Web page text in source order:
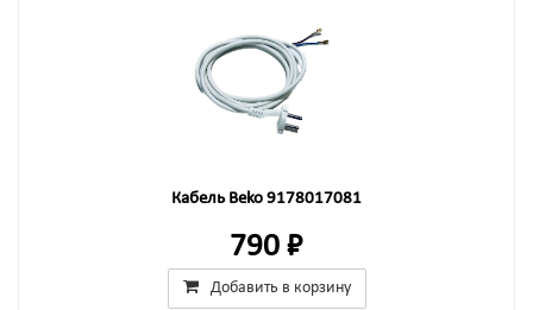
Кабель Beko 9178017081
790 ₽
Добавить в корзину